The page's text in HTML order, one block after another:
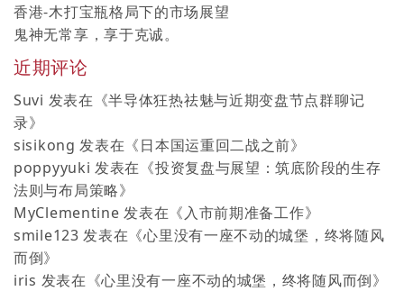
香港-木打宝瓶格局下的市场展望
鬼神无常享，享于克诚。
近期评论
Suvi 发表在《半导体狂热祛魅与近期变盘节点群聊记
录》
sisikong 发表在《日本国运重回二战之前》
poppyyuki 发表在《投资复盘与展望：筑底阶段的生存
法则与布局策略》
MyClementine 发表在《入市前期准备工作》
smile123 发表在《心里没有一座不动的城堡，终将随风
而倒》
iris 发表在《心里没有一座不动的城堡，终将随风而倒》